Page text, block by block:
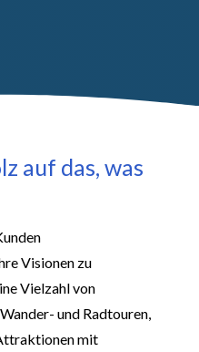
auf das, was
Visionen zu
Vielzahl von
und Radtouren,
mit